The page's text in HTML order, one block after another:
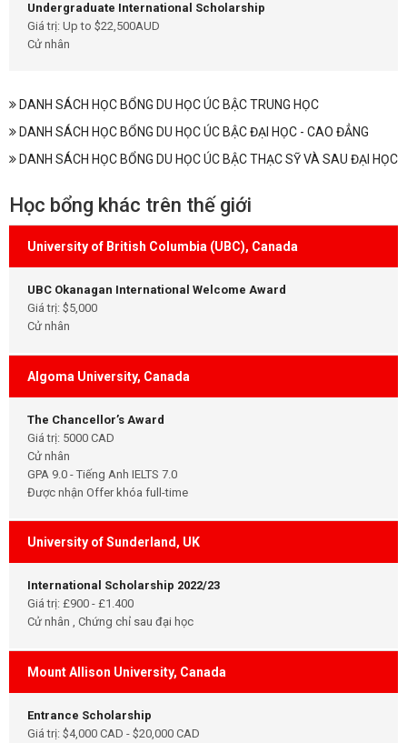
Undergraduate International Scholarship
Giá trị: Up to $22,500AUD
Cử nhân
DANH SÁCH HỌC BỔNG DU HỌC ÚC BẬC TRUNG HỌC
DANH SÁCH HỌC BỔNG DU HỌC ÚC BẬC ĐẠI HỌC - CAO ĐẲNG
DANH SÁCH HỌC BỔNG DU HỌC ÚC BẬC THẠC SỸ VÀ SAU ĐẠI HỌC
Học bổng khác trên thế giới
University of British Columbia (UBC), Canada
UBC Okanagan International Welcome Award
Giá trị: $5,000
Cử nhân
Algoma University, Canada
The Chancellor’s Award
Giá trị: 5000 CAD
Cử nhân
GPA 9.0 - Tiếng Anh IELTS 7.0
Được nhận Offer khóa full-time
University of Sunderland, UK
International Scholarship 2022/23
Giá trị: £900 - £1.400
Cử nhân , Chứng chỉ sau đại học
Mount Allison University, Canada
Entrance Scholarship
Giá trị: $4,000 CAD - $20,000 CAD